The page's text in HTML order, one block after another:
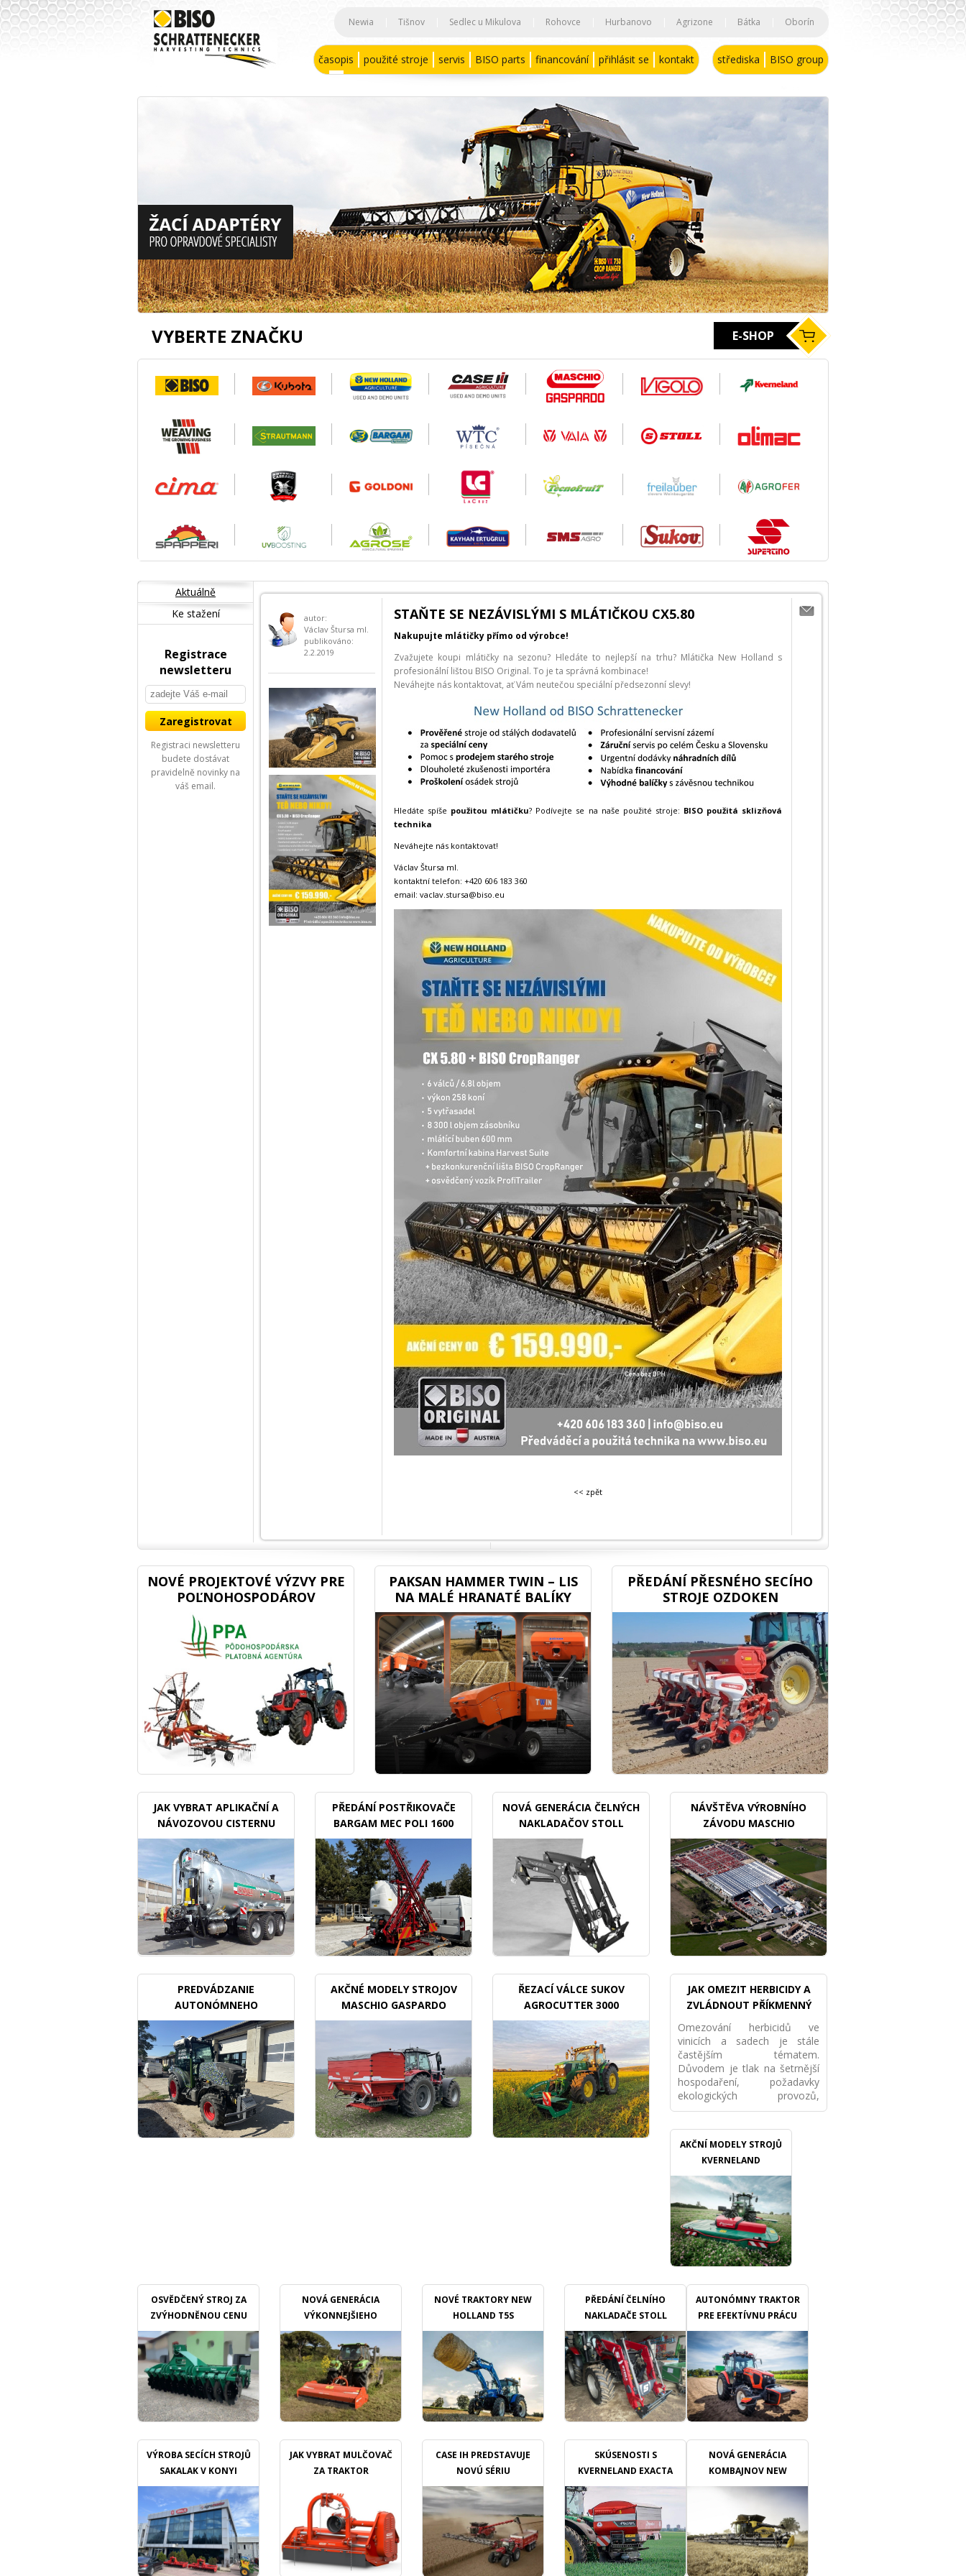
Newia Tišnov Sedlec u Mikulova Rohovce Hurbanovo Agrizone Bátka Oborín
střediska BISO group
časopis použité stroje servis BISO parts financování přihlásit se kontakt
VYBERTE ZNAČKU E-SHOP
autor:
Václav Štursa ml.
publikováno:
2.2.2019
STAŇTE SE NEZÁVISLÝMI S MLÁTIČKOU CX5.80
Nakupujte mlátičky přímo od výrobce!
Zvažujete koupi mlátičky na sezonu? Hledáte to nejlepší na trhu? Mlátička New Holland s
profesionální lištou BISO Original. To je ta správná kombinace!
Neváhejte nás kontaktovat, ať Vám neutečou speciální předsezonní slevy!
Hledáte spíše použitou mlátičku? Podívejte se na naše použité stroje: BISO použitá sklizňová
technika
Neváhejte nás kontaktovat!
Václav Štursa ml.
kontaktní telefon: +420 606 183 360
email: vaclav.stursa@biso.eu
<< zpět
Aktuálně
Ke stažení
Registrace
newsletteru
Registraci newsletteru
budete dostávat
pravidelně novinky na
váš email.
NOVÉ PROJEKTOVÉ VÝZVY PRE
POĽNOHOSPODÁROV
PAKSAN HAMMER TWIN – LIS
NA MALÉ HRANATÉ BALÍKY
PŘEDÁNÍ PŘESNÉHO SECÍHO
STROJE OZDOKEN
JAK VYBRAT APLIKAČNÍ A
NÁVOZOVOU CISTERNU
PŘEDÁNÍ POSTŘIKOVAČE
BARGAM MEC POLI 1600
BDX
NOVÁ GENERÁCIA ČELNÝCH
NAKLADAČOV STOLL
TRACLIFT
NÁVŠTĚVA VÝROBNÍHO
ZÁVODU MASCHIO
GASPARDO
PREDVÁDZANIE
AUTONÓMNEHO
TRAKTORU V SADOCH
AKČNÉ MODELY STROJOV
MASCHIO GASPARDO
ŘEZACÍ VÁLCE SUKOV
AGROCUTTER 3000
JAK OMEZIT HERBICIDY A
ZVLÁDNOUT PŘÍKMENNÝ
PÁS MECHANICKY VE VINICI I
SADU
Omezování herbicidů ve
vinicích a sadech je stále
častějším tématem.
Důvodem je tlak na šetrnější
hospodaření, požadavky
ekologických provozů,
ochrana půdy i snaha snížit
však pouze o to „přestat
stříkat“. Pokud má porost
fungovat dlouhodobě, je
potřeba nastavit celý systém
mechanické údržby
příkmenného pásu.
Příkmenný pás patří mezi
nejnáročnější místa v porostu.
Nachází se v bezprostřední
blízkosti keřů nebo kmenů
révě či ovocným stromům o
vodu a živiny. Zároveň je zde
vyšší riziko poškození kmínků,
kmenů, opěrné konstrukce
nebo kapkové závlahy.
Mechanická práce proto
vyžaduje přesnost, správné
načasování a vhodně
zvolenou techniku.
AKČNÍ MODELY STROJŮ
KVERNELAND
OSVĚDČENÝ STROJ ZA
ZVÝHODNĚNOU CENU
NOVÁ GENERÁCIA
VÝKONNEJŠIEHO
MULČOVAČU
NOVÉ TRAKTORY NEW
HOLLAND T5S
PŘEDÁNÍ ČELNÍHO
NAKLADAČE STOLL
PROFILINE
AUTONÓMNY TRAKTOR
PRE EFEKTÍVNU PRÁCU
VÝROBA SECÍCH STROJŮ
SAKALAK V KONYI
JAK VYBRAT MULČOVAČ
ZA TRAKTOR
CASE IH PREDSTAVUJE
NOVÚ SÉRIU
KOMBAJNOV
SKÚSENOSTI S
KVERNELAND EXACTA
TL GEOSPREAD IDC
NOVÁ GENERÁCIA
KOMBAJNOV NEW
HOLLAND CR10 A CR11